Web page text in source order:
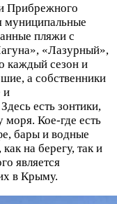
Прибрежного
пляжи с
«Лазурный»,
каждый сезон и
а собственники
и
есть зонтики,
Кое-где есть
бары и водные
на берегу, так и
является
в Крыму.